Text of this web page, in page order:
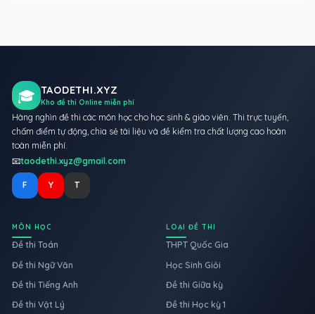
🎓 TAODETHI.XYZ
Kho đề thi Online miễn phí
Hàng nghìn đề thi các môn học cho học sinh & giáo viên. Thi trực tuyến,
chấm điểm tự động, chia sẻ tài liệu và đề kiểm tra chất lượng cao hoàn
toàn miễn phí.
📧taodethi.xyz@gmail.com
F Y T
MÔN HỌC
Đề thi Toán
Đề thi Ngữ Văn
Đề thi Tiếng Anh
Đề thi Vật Lý
LOẠI ĐỀ THI
THPT Quốc Gia
Học Sinh Giỏi
Đề thi Giữa kỳ
Đề thi Học kỳ 1